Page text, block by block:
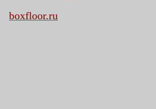
boxfloor.ru